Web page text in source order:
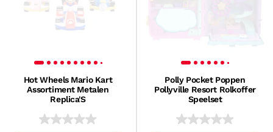
Hot Wheels Mario Kart
Assortiment Metalen
Replica'S
Polly Pocket Poppen
Pollyville Resort Rolkoffer
Speelset